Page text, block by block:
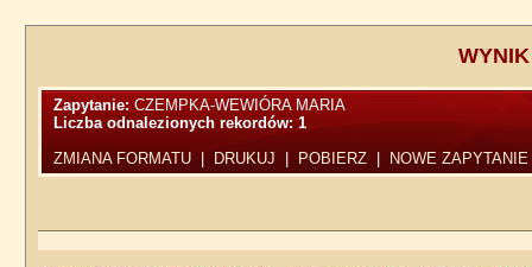
Zapytanie:CZEMPKA-WEWIÓRA MARIA
Liczba odnalezionych rekordów:1
ZMIANA FORMATU
DRUKUJ POBIERZ NOWE ZAPYTANIE